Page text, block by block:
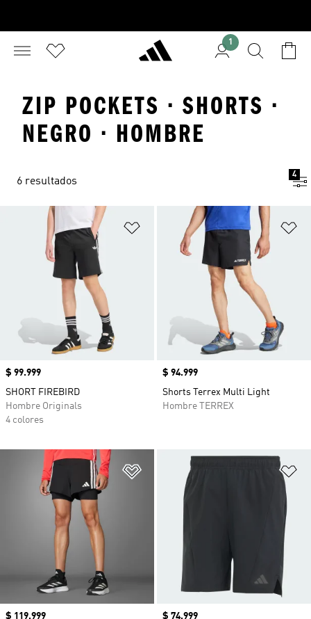
1
ZIP POCKETS · SHORTS ·
NEGRO · HOMBRE
6 resultados
4
Añadir a la lista de deseos
Precio
$ 99.999
SHORT FIREBIRD
Hombre Originals
4 colores
Precio
$ 94.999
Shorts Terrex Multi Light
Hombre TERREX
Añadir a la lista de deseos
Precio
$ 119.999
Precio
$ 74.999